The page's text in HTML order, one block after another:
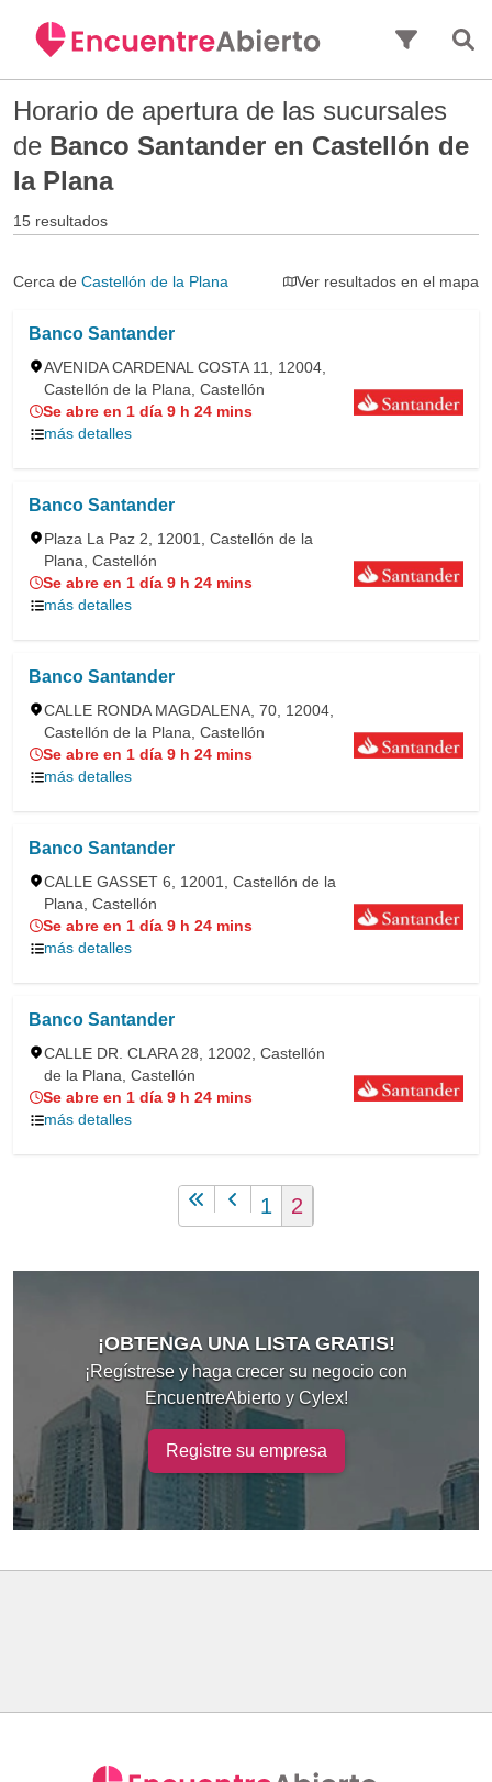
Horario de apertura de las sucursales
de Banco Santander en Castellón de
la Plana
15 resultados
Cerca de Castellón de la Plana Ver resultados en el mapa
Banco Santander
AVENIDA CARDENAL COSTA 11, 12004,
Castellón de la Plana, Castellón
Se abre en 1 día 9 h 24 mins
más detalles
Banco Santander
Plaza La Paz 2, 12001, Castellón de la
Plana, Castellón
Se abre en 1 día 9 h 24 mins
más detalles
Banco Santander
CALLE RONDA MAGDALENA, 70, 12004,
Castellón de la Plana, Castellón
Se abre en 1 día 9 h 24 mins
más detalles
Banco Santander
CALLE GASSET 6, 12001, Castellón de la
Plana, Castellón
Se abre en 1 día 9 h 24 mins
más detalles
Banco Santander
CALLE DR. CLARA 28, 12002, Castellón
de la Plana, Castellón
Se abre en 1 día 9 h 24 mins
más detalles
1 2
¡OBTENGA UNA LISTA GRATIS!
¡Regístrese y haga crecer su negocio con
EncuentreAbierto y Cylex!
Registre su empresa